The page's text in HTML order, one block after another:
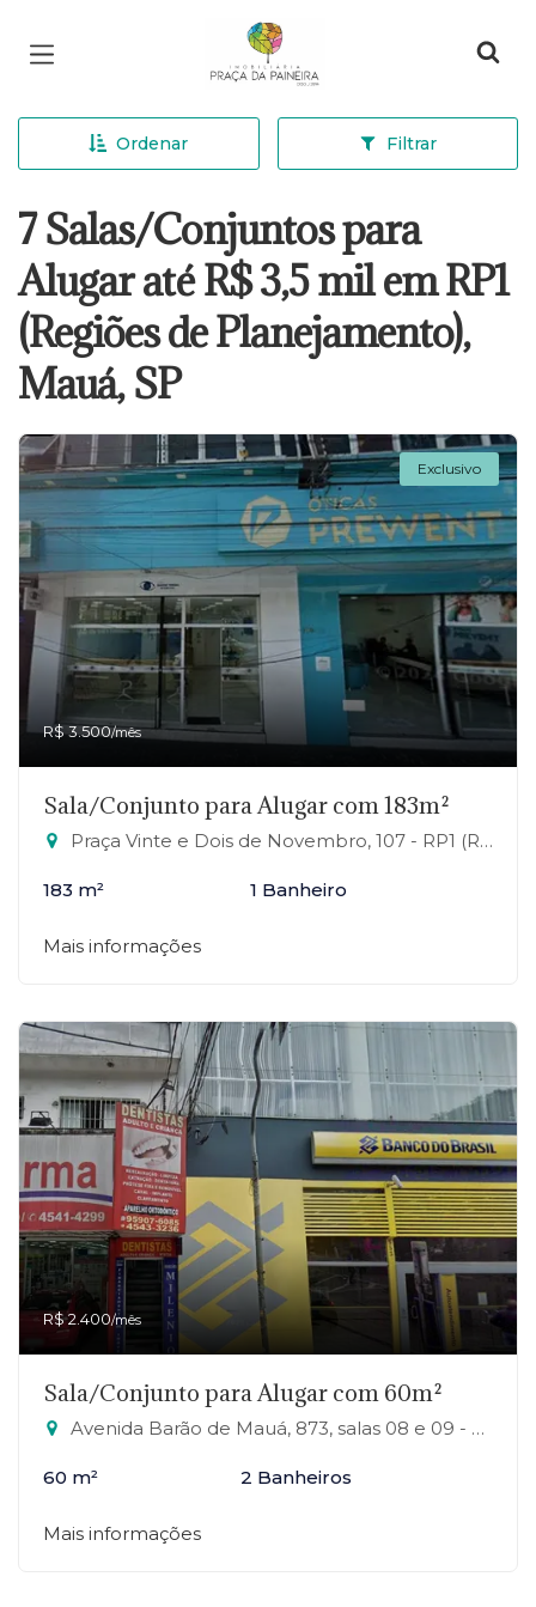
Página inicial
Ordenar Filtrar
7 Salas/Conjuntos para
Alugar até R$ 3,5 mil em RP1
(Regiões de Planejamento),
Mauá, SP
Exclusivo
R$ 3.500/mês
Sala/Conjunto para Alugar com 183m²
Praça Vinte e Dois de Novembro, 107 - RP1 (Regiões de Planejamento), Mauá-SP
183 m² 1 Banheiro
Mais informações
R$ 2.400/mês
Sala/Conjunto para Alugar com 60m²
Avenida Barão de Mauá, 873, salas 08 e 09 - RP1 (Regiões de Planejamento), Mauá-SP
60 m² 2 Banheiros
Mais informações